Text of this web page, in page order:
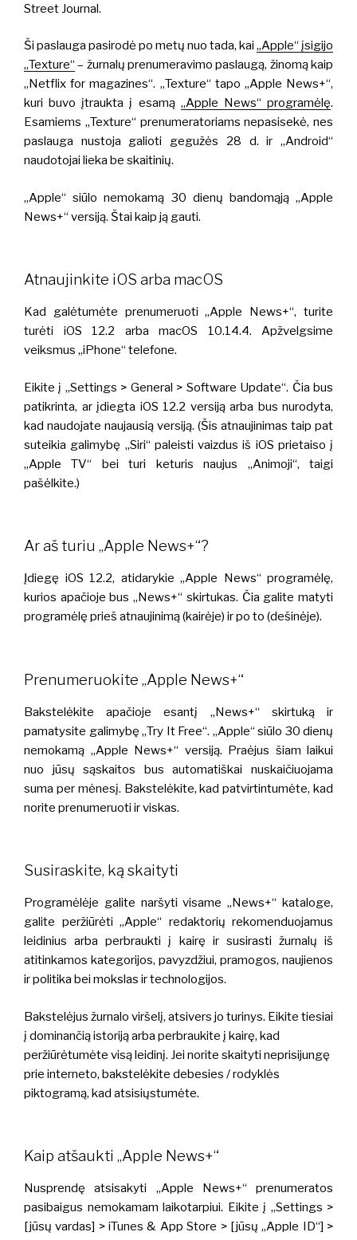
Street Journal.
Ši paslauga pasirodė po metų nuo tada, kai „Apple“ įsigijo
„Texture“ – žurnalų prenumeravimo paslaugą, žinomą kaip
„Netflix for magazines“. „Texture“ tapo „Apple News+“,
kuri buvo įtraukta į esamą „Apple News“ programėlę.
Esamiems „Texture“ prenumeratoriams nepasisekė, nes
paslauga nustoja galioti gegužės 28 d. ir „Android“
naudotojai lieka be skaitinių.
„Apple“ siūlo nemokamą 30 dienų bandomąją „Apple
News+“ versiją. Štai kaip ją gauti.
Atnaujinkite iOS arba macOS
Kad galėtumėte prenumeruoti „Apple News+“, turite
turėti iOS 12.2 arba macOS 10.14.4. Apžvelgsime
veiksmus „iPhone“ telefone.
Eikite į „Settings > General > Software Update“. Čia bus
patikrinta, ar įdiegta iOS 12.2 versiją arba bus nurodyta,
kad naudojate naujausią versiją. (Šis atnaujinimas taip pat
suteikia galimybę „Siri“ paleisti vaizdus iš iOS prietaiso į
„Apple TV“ bei turi keturis naujus „Animoji“, taigi
pašėlkite.)
Ar aš turiu „Apple News+“?
Įdiegę iOS 12.2, atidarykie „Apple News“ programėlę,
kurios apačioje bus „News+“ skirtukas. Čia galite matyti
programėlę prieš atnaujinimą (kairėje) ir po to (dešinėje).
Prenumeruokite „Apple News+“
Bakstelėkite apačioje esantį „News+“ skirtuką ir
pamatysite galimybę „Try It Free“. „Apple“ siūlo 30 dienų
nemokamą „Apple News+“ versiją. Praėjus šiam laikui
nuo jūsų sąskaitos bus automatiškai nuskaičiuojama
suma per mėnesį. Bakstelėkite, kad patvirtintumėte, kad
norite prenumeruoti ir viskas.
Susiraskite, ką skaityti
Programėlėje galite naršyti visame „News+“ kataloge,
galite peržiūrėti „Apple“ redaktorių rekomenduojamus
leidinius arba perbraukti į kairę ir susirasti žurnalų iš
atitinkamos kategorijos, pavyzdžiui, pramogos, naujienos
ir politika bei mokslas ir technologijos.
Bakstelėjus žurnalo viršelį, atsivers jo turinys. Eikite tiesiai
į dominančią istoriją arba perbraukite į kairę, kad
peržiūrėtumėte visą leidinį. Jei norite skaityti neprisijungę
prie interneto, bakstelėkite debesies / rodyklės
piktogramą, kad atsisiųstumėte.
Kaip atšaukti „Apple News+“
Nusprendę atsisakyti „Apple News+“ prenumeratos
pasibaigus nemokamam laikotarpiui. Eikite į „Settings >
[jūsų vardas] > iTunes & App Store > [jūsų „Apple ID“] >